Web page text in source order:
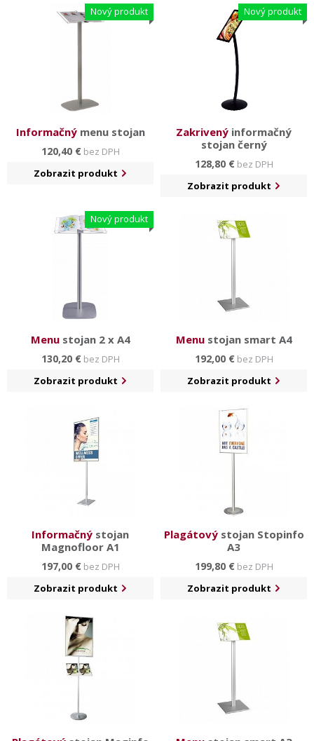
Nový produkt
Informačnýmenu stojan
120,40 €bez DPH
Zobrazit produkt
Nový produkt
Zakrivený informačný
stojan černý
128,80 €bez DPH
Zobrazit produkt
Nový produkt
Menustojan 2 x A4
130,20 €bez DPH
Zobrazit produkt
Menustojan smart A4
192,00 €bez DPH
Zobrazit produkt
Informačný stojan
Magnofloor A1
197,00 €bez DPH
Zobrazit produkt
Plagátovýstojan Stopinfo
A3
199,80 €bez DPH
Zobrazit produkt